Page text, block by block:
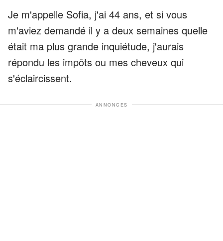
Je m'appelle Sofia, j'ai 44 ans, et si vous
m'aviez demandé il y a deux semaines quelle
était ma plus grande inquiétude, j'aurais
répondu les impôts ou mes cheveux qui
s'éclaircissent.
ANNONCES